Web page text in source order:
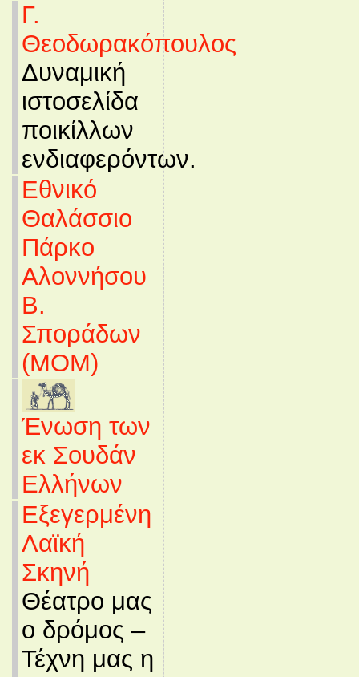
Γ.
Θεοδωρακόπουλος
Δυναμική
ιστοσελίδα
ποικίλλων
ενδιαφερόντων.
Εθνικό
Θαλάσσιο
Πάρκο
Αλοννήσου
Β.
Σποράδων
(MOM)
Ένωση των
εκ Σουδάν
Ελλήνων
Εξεγερμένη
Λαϊκή
Σκηνή
Θέατρο μας
ο δρόμος –
Τέχνη μας η